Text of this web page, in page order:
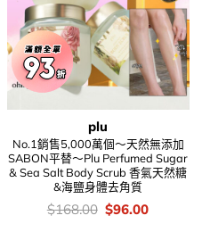
plu
No.1銷售5,000萬個～天然無添加
SABON平替～Plu Perfumed Sugar
& Sea Salt Body Scrub 香氣天然糖
&海鹽身體去角質
價
錢：
$168.00 Original
price
$96.00Current